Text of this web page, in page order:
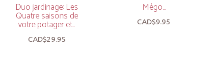
Duo jardinage: Les
Quatre saisons de
votre potager et...
CAD$29.95
Mégo...
CAD$9.95